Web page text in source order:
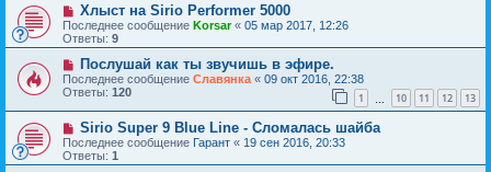
Хлыст на Sirio Performer 5000
Последнее сообщение Korsar« 05 мар 2017, 12:26
Ответы: 9
Послушай как ты звучишь в эфире.
Последнее сообщение Славянка « 09 окт 2016, 22:38
Ответы: 120 1 10 11 12 13
Sirio Super 9 Blue Line - Сломалась шайба
Последнее сообщение Гарант « 19 сен 2016, 20:33
Ответы: 1